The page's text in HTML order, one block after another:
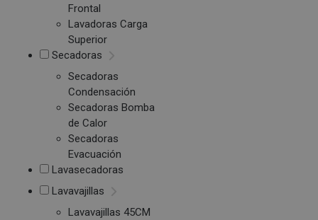
Frontal
Lavadoras Carga
Superior
Secadoras
Secadoras
Condensación
Secadoras Bomba
de Calor
Secadoras
Evacuación
Lavasecadoras
Lavavajillas
Lavavajillas 45CM